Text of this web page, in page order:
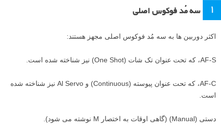
۱ سه مُد فوکوس اصلی
اکثر دوربین ها به سه مُد فوکوس اصلی مجهز هستند:
AF-S، که تحت عنوان تک شات (One Shot) نیز شناخته شده است.
AF-C، که تحت عنوان پیوسته (Continuous) و Al Servo نیز شناخته شده
است.
دستی (Manual) (گاهی اوقات به اختصار M نوشته می شود).